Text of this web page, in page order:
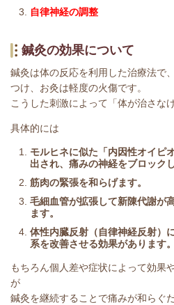
自律神経の調整
鍼灸の効果について
鍼灸は体の反応を利用した治療法で
つけ、お灸は軽度の火傷です。
こうした刺激によって「体が治さな
具体的には
モルヒネに似た「内因性オイピ
出され、痛みの神経をブロックし
筋肉の緊張を和らげます。
毛細血管が拡張して新陳代謝が
ます。
体性内臓反射（自律神経反射）
系を改善させる効果があります。
もちろん個人差や症状によって効果
が
鍼灸を継続することで痛みが和らぐ